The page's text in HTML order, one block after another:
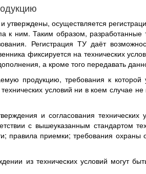
утверждены, осуществляется
ним. Таким образом, разработанные
Регистрация ТУ даёт
фиксируется на технических
а кроме того передавать
продукцию, требования к
условий ни в коем случае
и согласования
с вышеуказанным
правила приемки; требования
из технических условий могут